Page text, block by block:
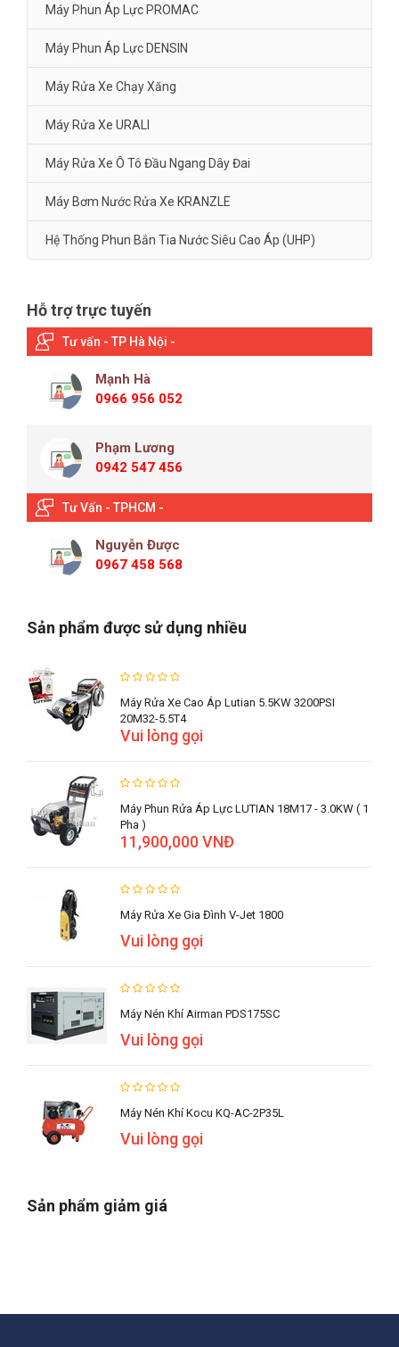
Máy Phun Áp Lực PROMAC
Máy Phun Áp Lực DENSIN
Máy Rửa Xe Chạy Xăng
Máy Rửa Xe URALI
Máy Rửa Xe Ô Tô Đầu Ngang Dây Đai
Máy Bơm Nước Rửa Xe KRANZLE
Hệ Thống Phun Bắn Tia Nước Siêu Cao Áp (UHP)
Hỗ trợ trực tuyến
Tư vấn - TP Hà Nội -
Mạnh Hà
0966 956 052
Phạm Lương
0942 547 456
Tư Vấn - TPHCM -
Nguyễn Được
0967 458 568
Sản phẩm được sử dụng nhiều
Máy Rửa Xe Cao Áp Lutian 5.5KW 3200PSI
20M32-5.5T4
Vui lòng gọi
Máy Phun Rửa Áp Lực LUTIAN 18M17 - 3.0KW ( 1
Pha )
11,900,000 VNĐ
Máy Rửa Xe Gia Đình V-Jet 1800
Vui lòng gọi
Máy Nén Khí Airman PDS175SC
Vui lòng gọi
Máy Nén Khí Kocu KQ-AC-2P35L
Vui lòng gọi
Sản phẩm giảm giá